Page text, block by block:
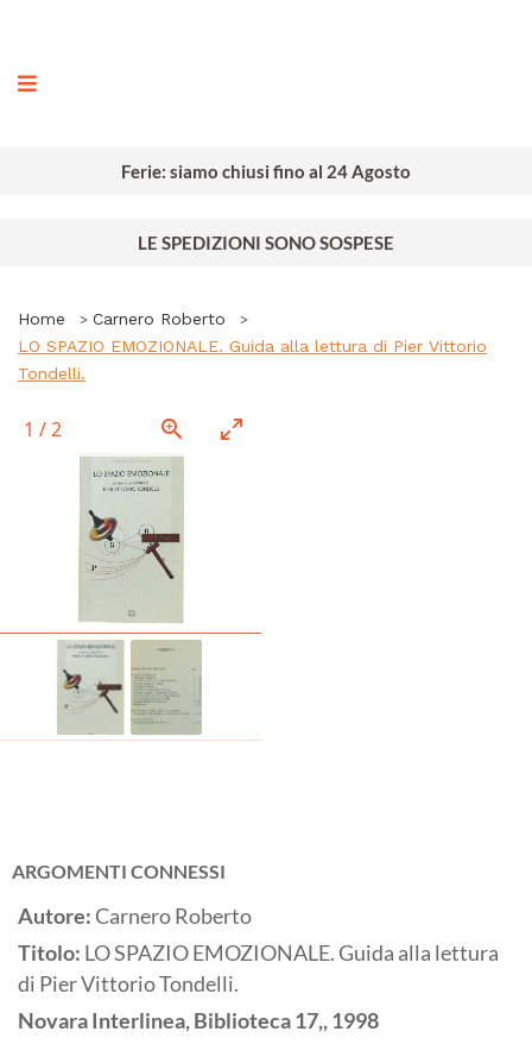
Ferie: siamo chiusi fino al 24 Agosto
LE SPEDIZIONI SONO SOSPESE
Home
Carnero Roberto
LO SPAZIO EMOZIONALE. Guida alla lettura di Pier Vittorio
Tondelli.
1 /2
ARGOMENTI CONNESSI
Autore:Carnero Roberto
Titolo: LO SPAZIO EMOZIONALE. Guida alla lettura
di Pier Vittorio Tondelli.
NovaraInterlinea, Biblioteca 17,,1998